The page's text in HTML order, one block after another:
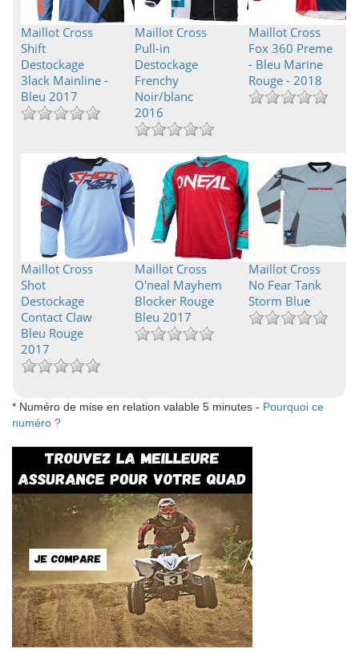
Maillot Cross
Shift
Destockage
3lack Mainline -
Bleu 2017
Maillot Cross
Pull-in
Destockage
Frenchy
Noir/blanc
2016
Maillot Cross
Fox 360 Preme
- Bleu Marine
Rouge - 2018
Maillot Cross
Shot
Destockage
Contact Claw
Bleu Rouge
2017
Maillot Cross
O'neal Mayhem
Blocker Rouge
Bleu 2017
Maillot Cross
No Fear Tank
Storm Blue
* Numéro de mise en relation valable 5 minutes - Pourquoi ce
numéro ?